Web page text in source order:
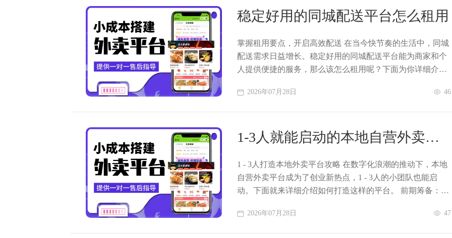
稳定好用的同城配送平台怎么租用
掌握租用要点，开启高效配送 在当今快节奏的生活中，同城
配送需求日益增长。稳定好用的同城配送平台能为商家和个
人提供便捷的服务，那么该怎么租用呢？下面为你详细介
2026年07月28日 46
1-3人就能启动的本地自营外卖平
台如何打造
1 - 3人打造本地外卖平台攻略 在数字化浪潮的推动下，本地
自营外卖平台成为了创业新热点，1 - 3人的小团队也能启
动。下面就来详细介绍如何打造这样的平台。 前期筹备：明
2026年07月28日 47